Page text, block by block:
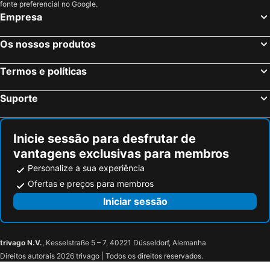
Golden Sands, Varna Hotéis
Plovdiv, Plovdiv Hotéis
Burgas, Burgas Hotéis
Obzor, Burgas Hotéis
fonte preferencial no Google.
Empresa
Os nossos produtos
Termos e políticas
Suporte
Inicie sessão para desfrutar de
vantagens exclusivas para membros
Personalize a sua experiência
Ofertas e preços para membros
Iniciar sessão
trivago N.V., Kesselstraße 5 – 7, 40221 Düsseldorf, Alemanha
Direitos autorais 2026 trivago | Todos os direitos reservados.